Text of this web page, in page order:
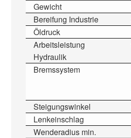
Gewicht
Bereifung Industrie
Öldruck
Arbeitsleistung
Hydraulik
Bremssystem
Steigungswinkel
Lenkeinschlag
Wenderadius min.